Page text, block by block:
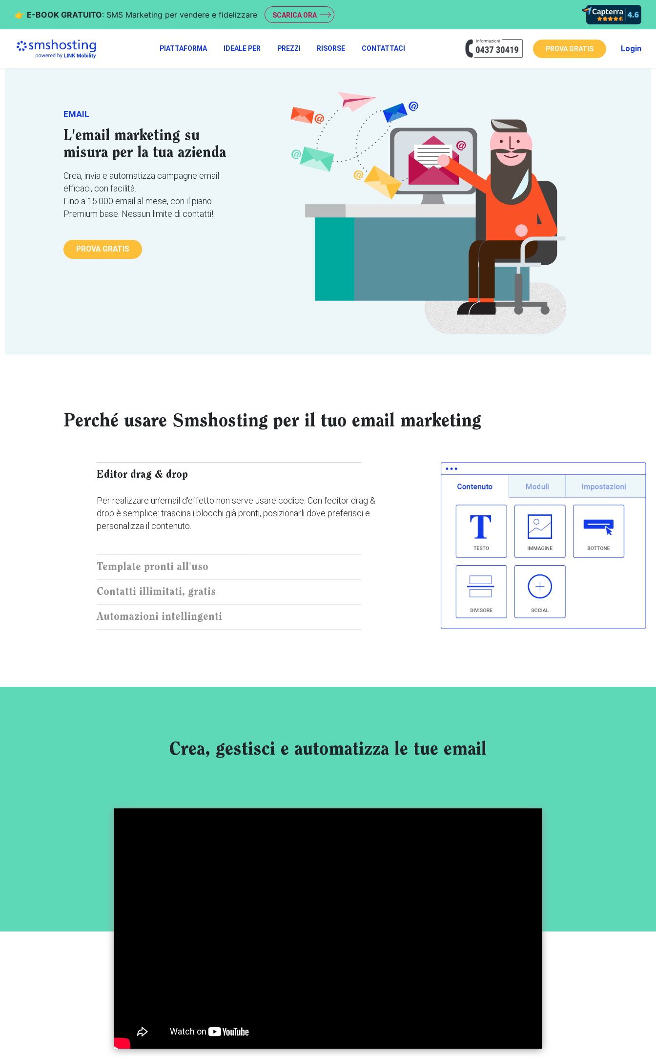
👉 E-BOOK GRATUITO: SMS Marketing per vendere e fidelizzare SCARICA ORA
PIATTAFORMA IDEALE PER PREZZI RISORSE CONTATTACI PROVA GRATIS Login
EMAIL
L'email marketing su
misura per la tua azienda
Crea, invia e automatizza campagne email
efficaci, con facilità.
Fino a 15.000 email al mese, con il piano
Premium base. Nessun limite di contatti!
PROVA GRATIS
Perché usare Smshosting per il tuo email marketing
Editor drag & drop
Per realizzare un'email d'effetto non serve usare codice. Con l'editor drag &
drop è semplice: trascina i blocchi già pronti, posizionarli dove preferisci e
personalizza il contenuto.
Template pronti all'uso
Contatti illimitati, gratis
Automazioni intellingenti
Crea, gestisci e automatizza le tue email